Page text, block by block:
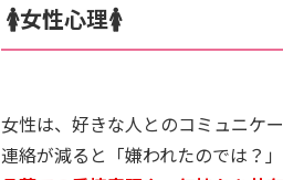
🚺女性心理🚺
女性は、好きな人とのコミュニケ
連絡が減ると「嫌われたのでは？